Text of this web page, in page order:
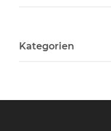
Kategorien